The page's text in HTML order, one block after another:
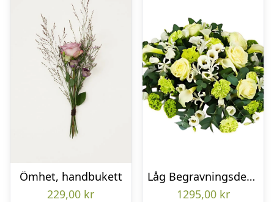
Ömhet, handbukett
229,00 kr
Låg Begravningsdekoration
1295,00 kr